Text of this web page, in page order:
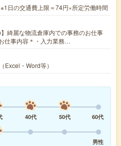
日の交通費上限＝74円×所定労働時間
綺麗な物流倉庫内での事務のお仕事
仕事内容＊・入力業務…
Excel・Word等）
40代 50代
60代
男性